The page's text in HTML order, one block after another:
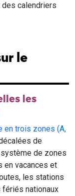
des calendriers
le
les
en trois zones (A,
de
de zones
en vacances et
les stations
nationaux